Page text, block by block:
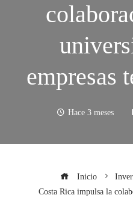
empresas
Hace 3 meses
Inicio
Costa Rica impulsa la